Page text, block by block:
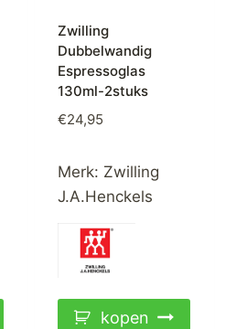
Zwilling
Dubbelwandig
Espressoglas
130ml-2stuks
€24,95
Merk: Zwilling
J.A.Henckels
kopen